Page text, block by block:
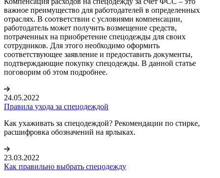
важное преимущество для работодателей в определенных
отраслях. В соответствии с условиями компенсации,
работодатель может получить возмещение средств,
потраченных на приобретение спецодежды для своих
сотрудников. Для этого необходимо оформить
соответствующее заявление и предоставить документы,
подтверждающие покупку спецодежды. В данной статье
поговорим об этом подробнее.
24.05.2022
Правила ухода за спецодеждой
Как ухаживать за спецодеждой? Рекомендации по стирке,
расшифровка обозначений на ярлыках.
23.03.2022
Как правильно выбрать спецодежду